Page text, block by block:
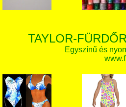
TAYLOR-
Egyszínű és